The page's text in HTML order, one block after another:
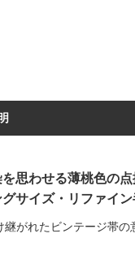
思わせる薄桃色の
サイズ・リファイ
継がれたビンテージ帯